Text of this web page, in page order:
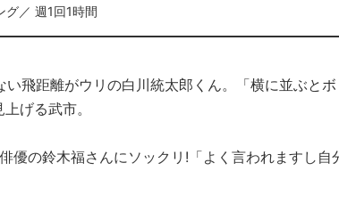
／ 週1回1時間
飛距離がウリの白川統太郎くん。「横に並ぶとボ
げる武市。
優の鈴木福さんにソックリ!「よく言われますし自